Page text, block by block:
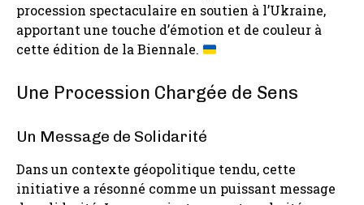
procession spectaculaire en soutien à l’Ukraine,
apportant une touche d’émotion et de couleur à
cette édition de la Biennale.
Une Procession Chargée de Sens
Un Message de Solidarité
Dans un contexte géopolitique tendu, cette
initiative a résonné comme un puissant message